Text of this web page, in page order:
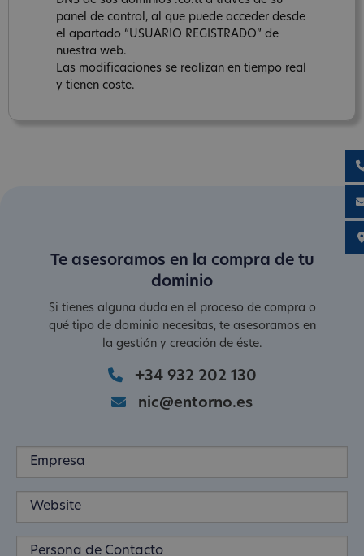
panel de control, al que puede acceder desde
el apartado “USUARIO REGISTRADO” de
nuestra web.
Las modificaciones se realizan en tiempo real
y tienen coste.
Te asesoramos en la compra de tu
dominio
Si tienes alguna duda en el proceso de compra o
qué tipo de dominio necesitas, te asesoramos en
la gestión y creación de éste.
+34 932 202 130
nic@entorno.es